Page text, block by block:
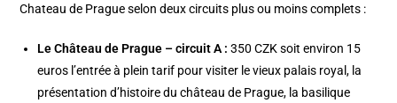
Chateau de Prague selon deux circuits plus ou moins complets :
Le Château de Prague – circuit A : 350 CZK soit environ 15
euros l’entrée à plein tarif pour visiter le vieux palais royal, la
présentation d’histoire du château de Prague, la basilique